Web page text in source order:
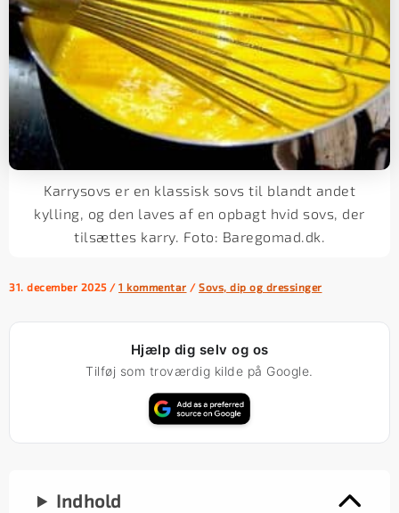
Karrysovs er en klassisk sovs til blandt andet
kylling, og den laves af en opbagt hvid sovs, der
tilsættes karry. Foto: Baregomad.dk.
31. december 2025 / 1 kommentar / Sovs, dip og dressinger
Hjælp dig selv og os
Tilføj som troværdig kilde på Google.
Indhold